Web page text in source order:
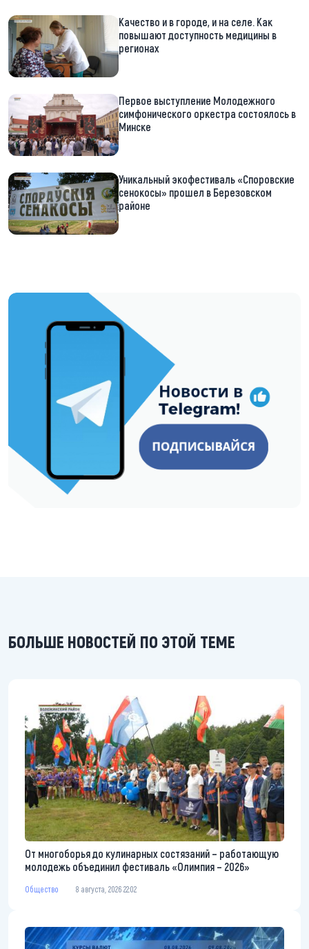
Качество и в городе, и на селе. Как
повышают доступность медицины в
регионах
Первое выступление Молодежного
симфонического оркестра состоялось в
Минске
Уникальный экофестиваль «Споровские
сенокосы» прошел в Березовском
районе
https://t.me/minskctvby
БОЛЬШЕ НОВОСТЕЙ ПО ЭТОЙ ТЕМЕ
От многоборья до кулинарных состязаний – работающую
молодежь объединил фестиваль «Олимпия – 2026»
Общество 8 августа, 2026 22:02